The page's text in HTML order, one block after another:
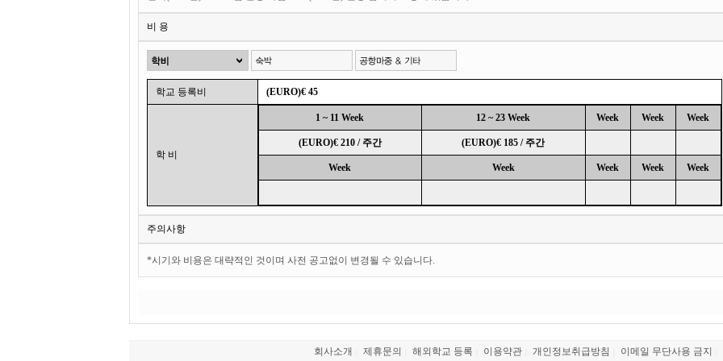
비 용
학교 등록비 (EURO)€ 45
학 비
1 ~ 11 Week 12 ~ 23 Week Week Week Week
(EURO)€ 210 / 주간 (EURO)€ 185 / 주간
Week Week Week Week Week
주의사항
*시기와 비용은 대략적인 것이며 사전 공고없이 변경될 수 있습니다.
회사소개 제휴문의 해외학교 등록 이용약관 개인정보취급방침 이메일 무단사용 금지